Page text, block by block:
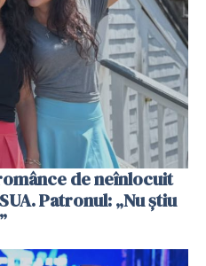
de neînlocuit
Patronul: „Nu știu